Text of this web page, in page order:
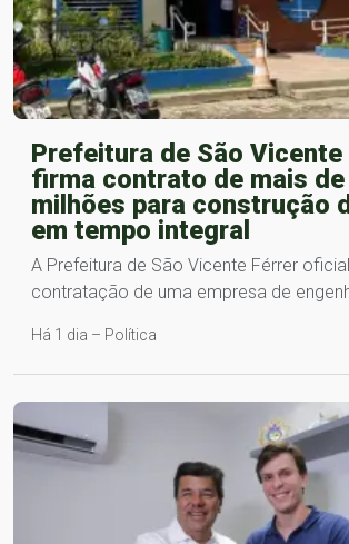
Prefeitura de São Vicente
firma contrato de mais de
milhões para construção
em tempo integral
A Prefeitura de São Vicente Férrer
contratação de uma empresa de
Há 1 dia – Política